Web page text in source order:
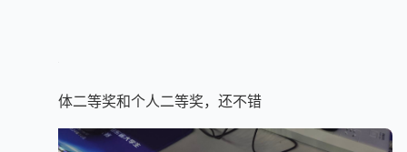
拿了团体二等奖和个人二等奖，还不错